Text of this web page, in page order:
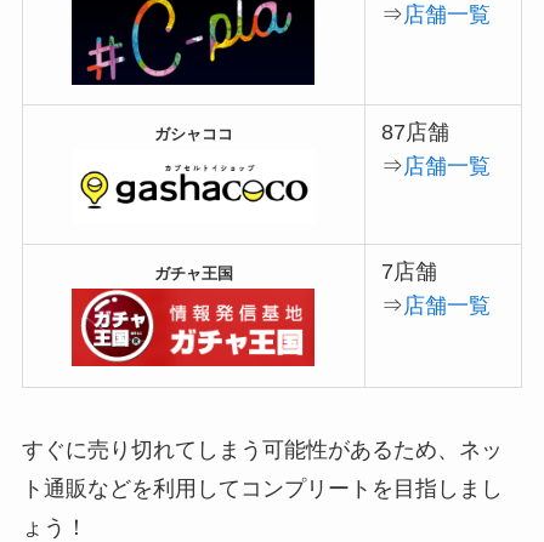
⇒店舗一覧
ガシャココ
87店舗
⇒店舗一覧
ガチャ王国
7店舗
⇒店舗一覧
すぐに売り切れてしまう可能性があるため、ネッ
ト通販などを利用してコンプリートを目指しまし
ょう！